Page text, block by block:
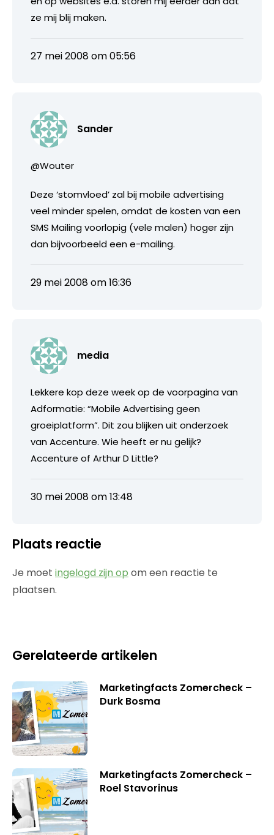
ze mij blij maken.
27 mei 2008 om 05:56
Sander
@Wouter
Deze ‘stomvloed’ zal bij mobile advertising
veel minder spelen, omdat de kosten van een
SMS Mailing voorlopig (vele malen) hoger zijn
dan bijvoorbeeld een e-mailing.
29 mei 2008 om 16:36
media
Lekkere kop deze week op de voorpagina van
Adformatie: “Mobile Advertising geen
groeiplatform”. Dit zou blijken uit onderzoek
van Accenture. Wie heeft er nu gelijk?
Accenture of Arthur D Little?
30 mei 2008 om 13:48
Plaats reactie
Je moet ingelogd zijn op om een reactie te
plaatsen.
Gerelateerde artikelen
Marketingfacts Zomercheck –
Durk Bosma
Marketingfacts Zomercheck –
Roel Stavorinus